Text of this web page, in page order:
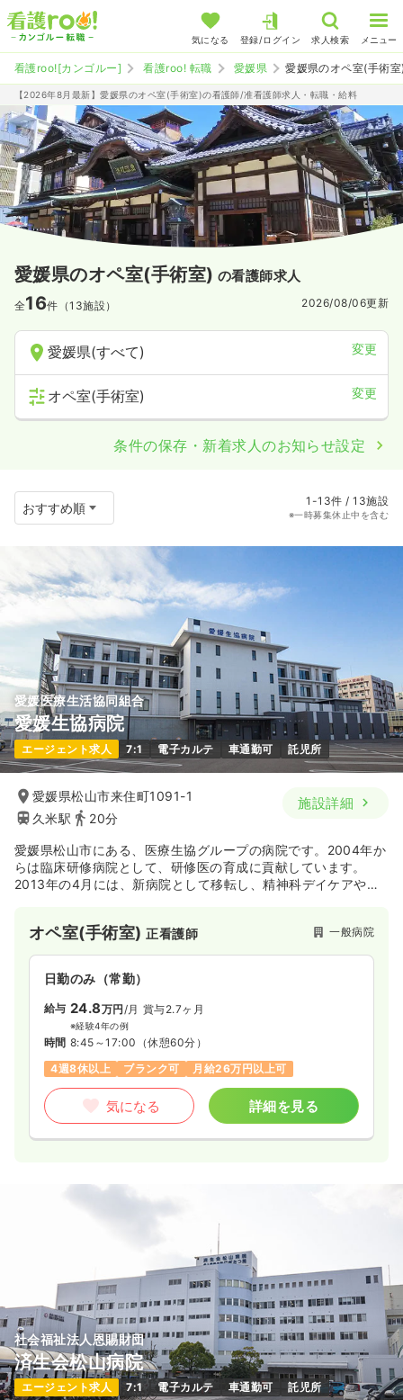
気になる 登録/ログイン 求人検索 メニュー
看護roo![カンゴルー] 看護roo! 転職 愛媛県 愛媛県のオペ室(手術
【2026年8月最新】愛媛県のオペ室(手術室)の看護師/准看護師求人・転職・給料
愛媛県のオペ室(手術室) の看護師求人
全16件（13施設） 2026/08/06更新
愛媛県(すべて) 変更
オペ室(手術室) 変更
条件の保存・新着求人のお知らせ設定
1-13件 / 13施設
※一時募集休止中を含む
愛媛医療生活協同組合
愛媛生協病院
エージェント求人 7:1 電子カルテ 車通勤可 託児所
愛媛県松山市来住町1091-1
久米駅
20分
施設詳細
愛媛県松山市にある、医療生協グループの病院です。2004年か
らは臨床研修病院として、研修医の育成に貢献しています。
2013年の4月には、新病院として移転し、精神科デイケアやシ
で、地域包括ケア病床を有し、地域住民のニーズに貢献してい
ます。
オペ室(手術室)正看護師 一般病院
日勤のみ（常勤）
給与 24.8万円 /月 賞与2.7ヶ月
※経験4年の例
時間 8:45～17:00 （休憩60分）
4週8休以上
ブランク可 月給26万円以上可
気になる 詳細を見る
社会福祉法人恩賜財団
済生会松山病院
エージェント求人 7:1 電子カルテ 車通勤可 託児所